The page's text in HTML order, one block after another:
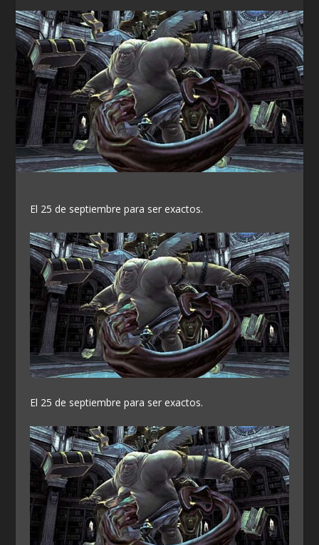
El 25 de septiembre para ser exactos.
El 25 de septiembre para ser exactos.